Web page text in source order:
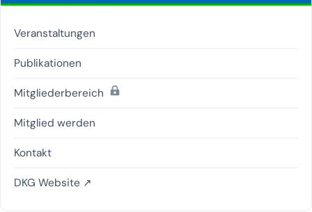
Veranstaltungen
Publikationen
Mitgliederbereich (passwortgeschützt)
Mitglied werden
Kontakt
DKG Website ↗